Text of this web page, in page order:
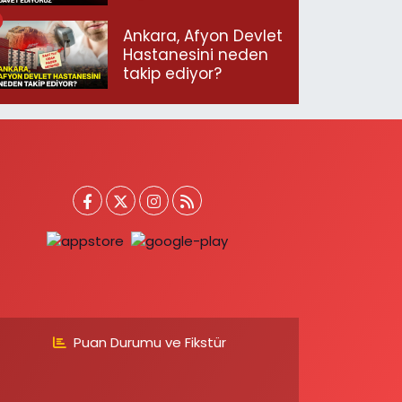
ediyoruz”
Ankara, Afyon Devlet
Hastanesini neden
takip ediyor?
Puan Durumu ve Fikstür